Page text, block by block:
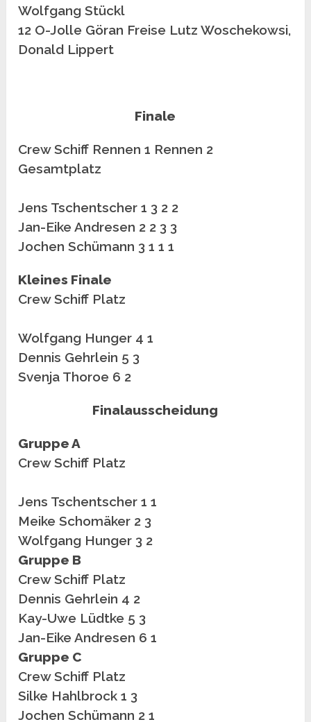
Wolfgang Stückl
12 O-Jolle Göran Freise Lutz Woschekowsi,
Donald Lippert
Finale
Crew Schiff Rennen 1 Rennen 2
Gesamtplatz
Jens Tschentscher 1 3 2 2
Jan-Eike Andresen 2 2 3 3
Jochen Schümann 3 1 1 1
Kleines Finale
Crew Schiff Platz
Wolfgang Hunger 4 1
Dennis Gehrlein 5 3
Svenja Thoroe 6 2
Finalausscheidung
Gruppe A
Crew Schiff Platz
Jens Tschentscher 1 1
Meike Schomäker 2 3
Wolfgang Hunger 3 2
Gruppe B
Crew Schiff Platz
Dennis Gehrlein 4 2
Kay-Uwe Lüdtke 5 3
Jan-Eike Andresen 6 1
Gruppe C
Crew Schiff Platz
Silke Hahlbrock 1 3
Jochen Schümann 2 1